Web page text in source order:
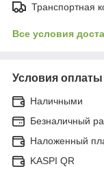
Транспортная
Все условия
Условия оплаты
Наличными
Безналичный
Наложенный
KASPI QR